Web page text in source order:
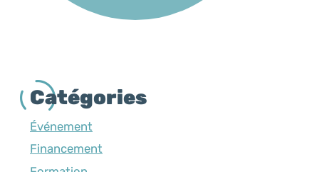
Catégories
Événement
Financement